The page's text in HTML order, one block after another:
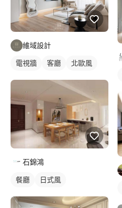
維域設計
電視牆 客廳 北歐風
石錦鴻
餐廳 日式風